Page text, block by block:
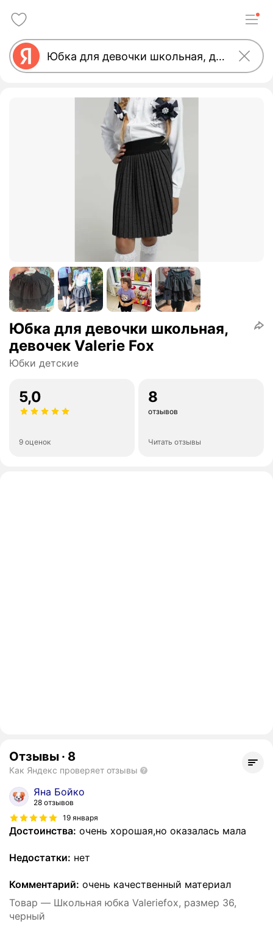
Юбка для девочки школьная,
девочек Valerie Fox
Юбки детские
5,0
9 оценок
8
отзывов
Читать отзывы
Отзывы · 8
Как Яндекс проверяет отзывы
Яна Бойко
28 отзывов
19 января
Достоинства: очень хорошая,но оказалась мала
Недостатки: нет
Комментарий: очень качественный материал
Товар — Школьная юбка Valeriefox, размер 36,
черный